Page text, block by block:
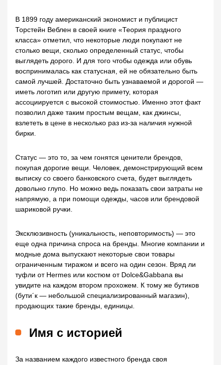
В 1899 году американский экономист и публицист
Торстейн Веблен в своей книге «Теория праздного
класса» отметил, что некоторые люди покупают не
столько вещи, сколько определенный статус, чтобы
выглядеть дорого. И для того чтобы одежда или обувь
воспринималась как статусная, ей не обязательно быть
самой лучшей. Достаточно быть узнаваемой и дорогой —
иметь логотип или другую примету, которая
ассоциируется с высокой стоимостью. Именно этот факт
позволил даже таким простым вещам, как джинсы,
взлететь в цене в несколько раз из-за наличия нужной
бирки.
Статус — это то, за чем гонятся ценители брендов,
покупая дорогие вещи. Человек, демонстрирующий всем
выписку со своего банковского счета, будет выглядеть
довольно глупо. Но можно ведь показать свои затраты не
напрямую, а при помощи одежды, часов или брендовой
шариковой ручки.
Эксклюзивность (уникальность, неповторимость) — это
еще одна причина спроса на бренды. Многие компании и
модные дома выпускают некоторые свои товары
ограниченным тиражом и всего на один сезон. Вряд ли
туфли от Hermes или костюм от Dolce&Gabbana вы
увидите на каждом втором прохожем. К тому же бутиков
(бути´к — небольшой специализированный магазин),
продающих такие бренды, единицы.
Имя с историей
За названием каждого известного бренда своя